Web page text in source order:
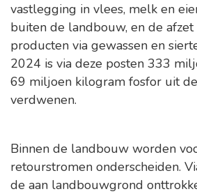
vastlegging in vlees, melk en
buiten de landbouw, en de
producten via gewassen en
2024 is via deze posten 333
69 miljoen kilogram fosfor uit
verdwenen.
Binnen de landbouw worden
retourstromen onderscheiden.
de aan landbouwgrond